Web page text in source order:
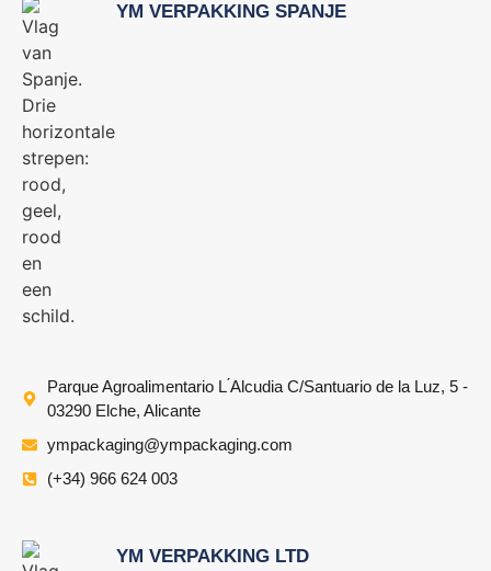
YM VERPAKKING SPANJE
Parque Agroalimentario L ́Alcudia C/Santuario de la Luz, 5 -
03290 Elche, Alicante
ympackaging@ympackaging.com
(+34) 966 624 003
YM VERPAKKING LTD